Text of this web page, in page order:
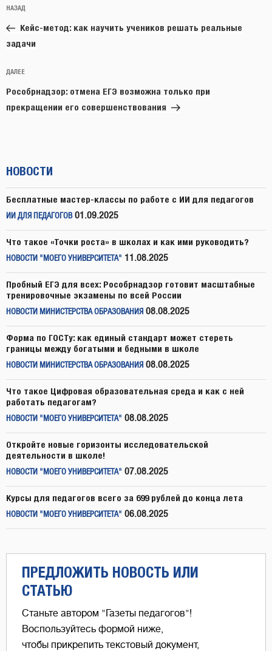
по
записям
Предыдущая
запись:
НАЗАД
Кейс-метод: как научить учеников решать реальные
задачи
Следующая
запись
ДАЛЕЕ
Рособрнадзор: отмена ЕГЭ возможна только при
прекращении его совершенствования
НОВОСТИ
Бесплатные мастер-классы по работе с ИИ для педагогов
ИИ ДЛЯ ПЕДАГОГОВ 01.09.2025
Что такое «Точки роста» в школах и как ими руководить?
НОВОСТИ "МОЕГО УНИВЕРСИТЕТА" 11.08.2025
Пробный ЕГЭ для всех: Рособрнадзор готовит масштабные
тренировочные экзамены по всей России
НОВОСТИ МИНИСТЕРСТВА ОБРАЗОВАНИЯ 08.08.2025
Форма по ГОСТу: как единый стандарт может стереть
границы между богатыми и бедными в школе
НОВОСТИ МИНИСТЕРСТВА ОБРАЗОВАНИЯ 08.08.2025
Что такое Цифровая образовательная среда и как с ней
работать педагогам?
НОВОСТИ "МОЕГО УНИВЕРСИТЕТА" 08.08.2025
Откройте новые горизонты исследовательской
деятельности в школе!
НОВОСТИ "МОЕГО УНИВЕРСИТЕТА" 07.08.2025
Курсы для педагогов всего за 699 рублей до конца лета
НОВОСТИ "МОЕГО УНИВЕРСИТЕТА" 06.08.2025
ПРЕДЛОЖИТЬ НОВОСТЬ ИЛИ
СТАТЬЮ
Станьте автором "Газеты педагогов"!
Воспользуйтесь формой ниже,
чтобы прикрепить текстовый документ,